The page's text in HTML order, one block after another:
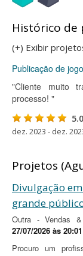
Histórico de
(+) Exibir
Publicação de
"Cliente muito
processo! "
5.0
dez. 2023 - dez.
Projetos
Divulgação
grande
Outra - Vendas
27/07/2026 às 20:01
Procuro um